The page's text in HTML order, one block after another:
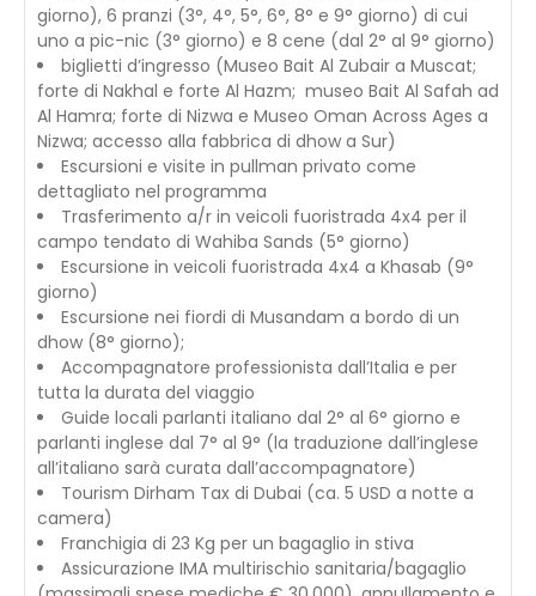
giorno), 6 pranzi (3°, 4°, 5°, 6°, 8° e 9° giorno) di cui
uno a pic-nic (3° giorno) e 8 cene (dal 2° al 9° giorno)
biglietti d’ingresso (Museo Bait Al Zubair a Muscat;
forte di Nakhal e forte Al Hazm; museo Bait Al Safah ad
Al Hamra; forte di Nizwa e Museo Oman Across Ages a
Nizwa; accesso alla fabbrica di dhow a Sur)
Escursioni e visite in pullman privato come
dettagliato nel programma
Trasferimento a/r in veicoli fuoristrada 4x4 per il
campo tendato di Wahiba Sands (5° giorno)
Escursione in veicoli fuoristrada 4x4 a Khasab (9°
giorno)
Escursione nei fiordi di Musandam a bordo di un
dhow (8° giorno);
Accompagnatore professionista dall’Italia e per
tutta la durata del viaggio
Guide locali parlanti italiano dal 2° al 6° giorno e
parlanti inglese dal 7° al 9° (la traduzione dall’inglese
all’italiano sarà curata dall’accompagnatore)
Tourism Dirham Tax di Dubai (ca. 5 USD a notte a
camera)
Franchigia di 23 Kg per un bagaglio in stiva
Assicurazione IMA multirischio sanitaria/bagaglio